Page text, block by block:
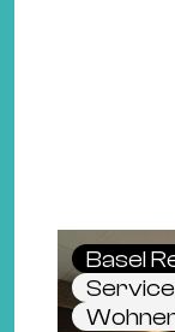
Basel